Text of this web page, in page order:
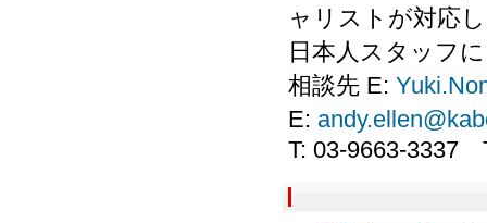
ャリストが対応
日本人スタッフ
相談先 E:
E:
T: 03-9663-3337